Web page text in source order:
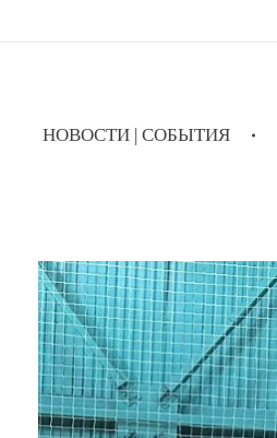
НОВОСТИ | СОБЫТИЯ